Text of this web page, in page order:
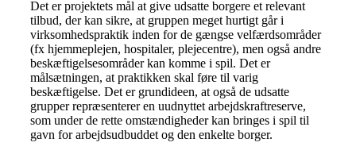
Det er projektets mål at give udsatte borgere et relevant
tilbud, der kan sikre, at gruppen meget hurtigt går i
virksomhedspraktik inden for de gængse velfærdsområder
(fx hjemmeplejen, hospitaler, plejecentre), men også andre
beskæftigelsesområder kan komme i spil. Det er
målsætningen, at praktikken skal føre til varig
beskæftigelse. Det er grundideen, at også de udsatte
grupper repræsenterer en uudnyttet arbejdskraftreserve,
som under de rette omstændigheder kan bringes i spil til
gavn for arbejdsudbuddet og den enkelte borger.